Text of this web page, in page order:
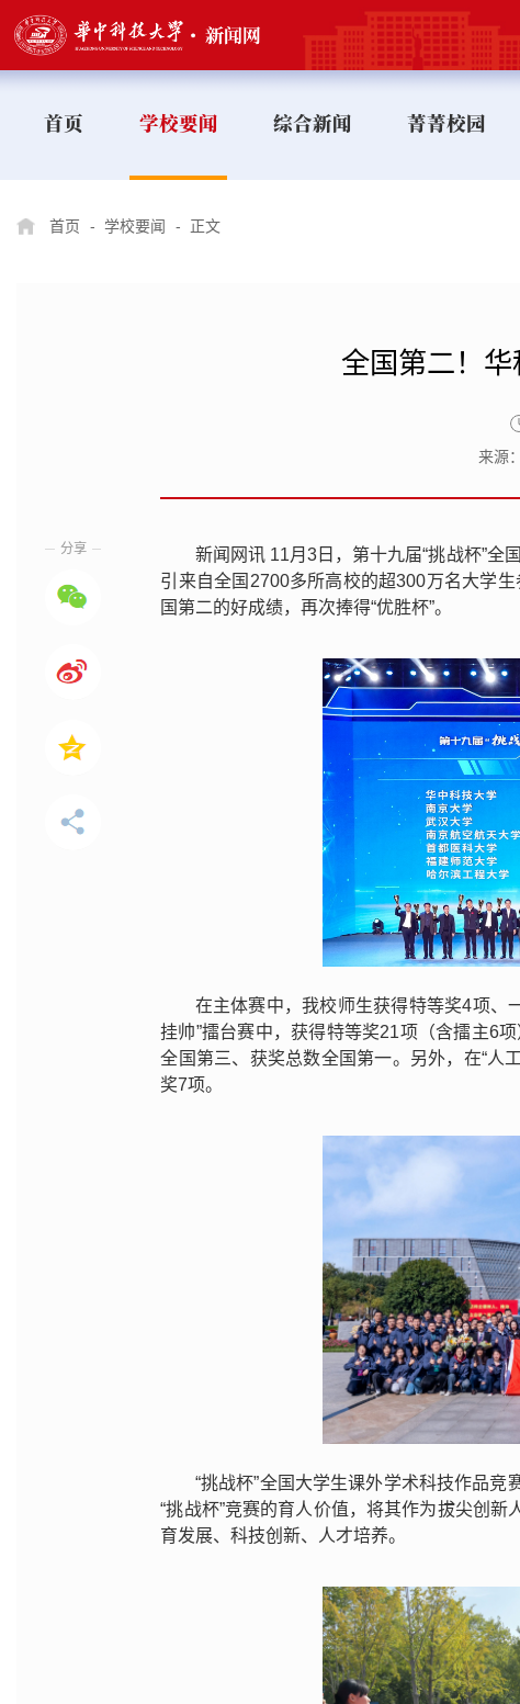
首页 学校要闻 综合新闻 菁菁校园
首页 - 学校要闻 - 正文
全国第二！
来源
新闻网讯 11月3日，第十九届“挑战杯”全
引来自全国2700多所高校的超300万名大学
国第二的好成绩，再次捧得“优胜杯”。
在主体赛中，我校师生获得特等奖4项、
挂帅”擂台赛中，获得特等奖21项（含擂主6
全国第三、获奖总数全国第一。另外，在“人
奖7项。
“挑战杯”全国大学生课外学术科技作品
“挑战杯”竞赛的育人价值，将其作为拔尖创
育发展、科技创新、人才培养。
分享